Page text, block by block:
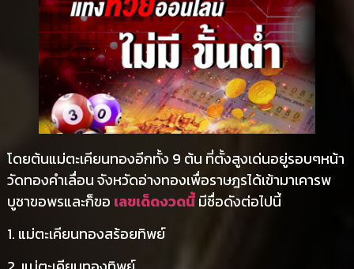
โดยต้นแม่ตะเคียนทองอีกทั้ง 9 ต้น ที่ตั้งสูงเด่นอยู่รอบๆหน้า
วัดทองคำเลื่อน จังหวัดอ่างทองเพื่อราษฎรได้เข้ามาเคารพ
บูชาขอพรและก็ขอ เลขเด็ดงวดนี้มีชื่อดังต่อไปนี้
1. แม่ตะเคียนทองสร้อยทิพย์